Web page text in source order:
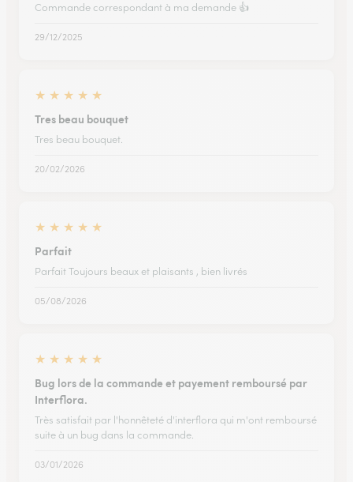
Commande correspondant à ma demande 👍
29/12/2025
★ ★ ★ ★ ★
Tres beau bouquet
Tres beau bouquet.
20/02/2026
★ ★ ★ ★ ★
Parfait
Parfait Toujours beaux et plaisants , bien livrés
05/08/2026
★ ★ ★ ★ ★
Bug lors de la commande et payement remboursé par
Interflora.
Très satisfait par l'honnêteté d'interflora qui m'ont remboursé
suite à un bug dans la commande.
03/01/2026